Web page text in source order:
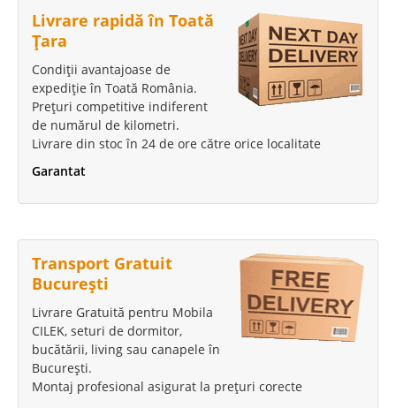
Livrare rapidă în Toată
Țara
Condiții avantajoase de
expediție în Toată România.
Prețuri competitive indiferent
de numărul de kilometri.
Livrare din stoc în 24 de ore către orice localitate
Garantat
Transport Gratuit
București
Livrare Gratuită pentru Mobila
CILEK, seturi de dormitor,
bucătării, living sau canapele în
București.
Montaj profesional asigurat la prețuri corecte